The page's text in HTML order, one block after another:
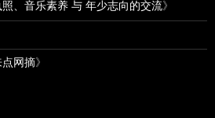
、音乐素养 与 年少志向的交流》
网摘》